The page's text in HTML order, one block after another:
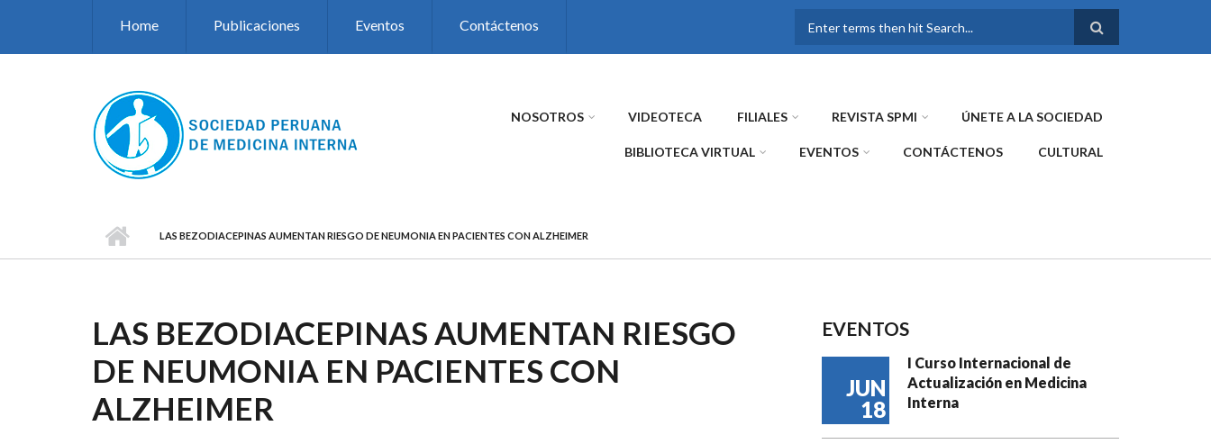
Home Publicaciones Eventos Contáctenos
FORMULARIO DE
NOSOTROS VIDEOTECA FILIALES REVISTA SPMI ÚNETE A LA SOCIEDAD
BIBLIOTECA VIRTUAL EVENTOS CONTÁCTENOS CULTURAL
LAS BEZODIACEPINAS AUMENTAN RIESGO DE NEUMONIA EN PACIENTES CON ALZHEIMER
LAS BEZODIACEPINAS AUMENTAN RIESGO
DE NEUMONIA EN PACIENTES CON
ALZHEIMER
EVENTOS
JUN
18
I Curso Internacional de
Actualización en Medicina
Interna